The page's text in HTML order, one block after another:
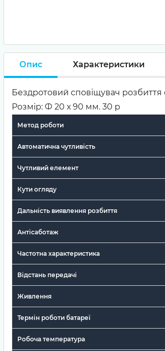
Опис Характеристики
Бездротовий сповіщувач розбиття
Розмір: Ф 20 х 90 мм. 30 р
Метод роботи
Автоматична чутливість
Чутливий елемент
Кути огляду
Дальність виявлення розбиття
Антісаботаж
Частотна характеристика
Відстань передачі
Живлення
Термін роботи батареї
Робоча температура